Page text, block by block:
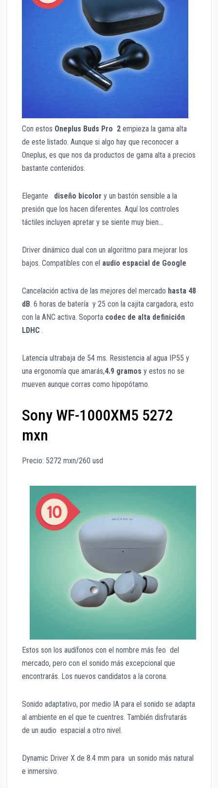
Con estos Oneplus Buds Pro 2 empieza la gama alta
de este listado. Aunque si algo hay que reconocer a
Oneplus, es que nos da productos de gama alta a precios
bastante contenidos.
Elegante diseño bicolor y un bastón sensible a la
presión que los hacen diferentes. Aquí los controles
táctiles incluyen apretar y se siente muy bien…
Driver dinámico dual con un algoritmo para mejorar los
bajos. Compatibles con el audio espacial de Google
Cancelación activa de las mejores del mercado hasta 48
dB. 6 horas de batería y 25 con la cajita cargadora, esto
con la ANC activa. Soporta codec de alta definición
LDHC .
Latencia ultrabaja de 54 ms. Resistencia al agua IP55 y
una ergonomía que amarás,4.9 gramos y estos no se
mueven aunque corras como hipopótamo.
Sony WF-1000XM5 5272
mxn
Precio: 5272 mxn/260 usd
Estos son los audífonos con el nombre más feo del
mercado, pero con el sonido más excepcional que
encontrarás. Los nuevos candidatos a la corona.
Sonido adaptativo, por medio IA para el sonido se adapta
al ambiente en el que te cuentres. También disfrutarás
de un audio espacial a otro nivel.
Dynamic Driver X de 8.4 mm para un sonido más natural
e inmersivo.